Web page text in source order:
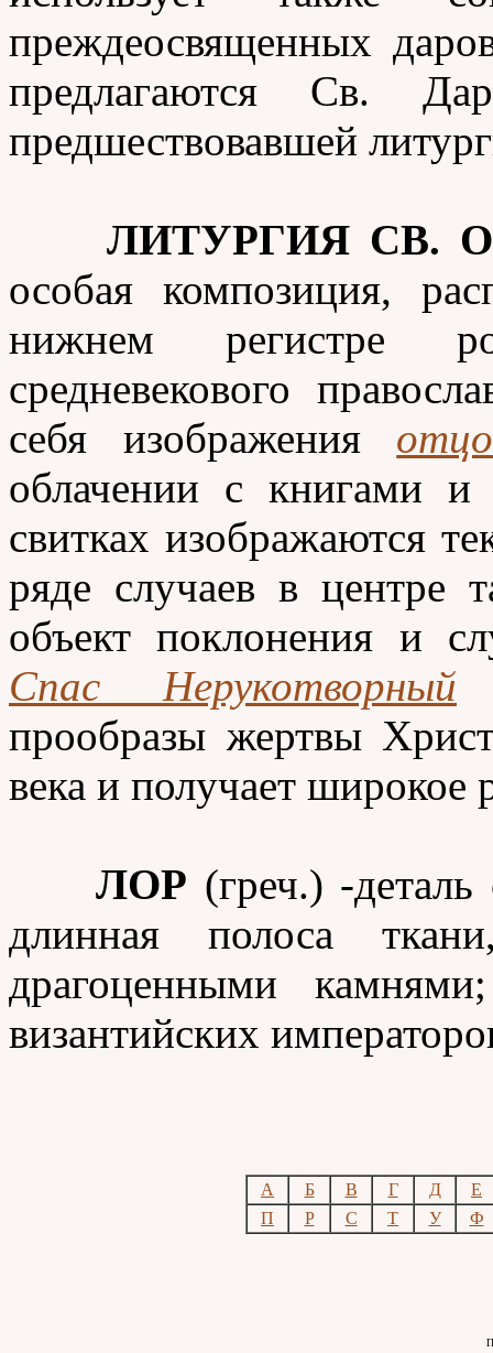
преждеосвященных
предлагаются Св.
предшествовавшей
ЛИТУРГИЯ СВ.
особая композиция,
нижнем регистре
средневекового
себя изображения
облачении с книгами
свитках изображаются
ряде случаев в центре
объект поклонения и
Спас Нерукотворный
прообразы жертвы
века и получает
ЛОР (греч.) -
длинная полоса
драгоценными
византийских
A Б В Г Д
Е
П
Р С Т У Ф